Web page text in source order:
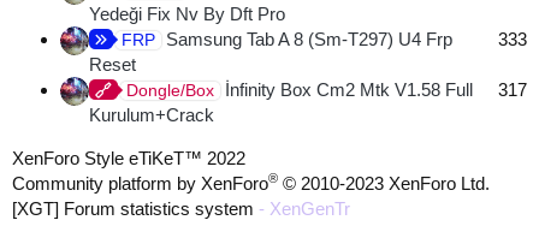
Yedeği Fix Nv By Dft Pro
FRP
Samsung Tab A 8 (Sm-T297) U4 Frp
Reset
333
Dongle/Box
İnfinity Box Cm2 Mtk V1.58 Full
Kurulum+Crack
317
XenForo Style eTiKeT™ 2022
Community platform by XenForo® © 2010-2023 XenForo Ltd.
[XGT] Forum statistics system - XenGenTr